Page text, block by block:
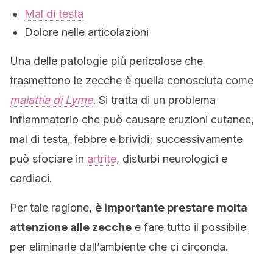
Mal di testa
Dolore nelle articolazioni
Una delle patologie più pericolose che
trasmettono le zecche è quella conosciuta come
malattia di Lyme. Si tratta di un problema
infiammatorio che può causare eruzioni cutanee,
mal di testa, febbre e brividi; successivamente
può sfociare in artrite, disturbi neurologici e
cardiaci.
Per tale ragione, è importante prestare molta
attenzione alle zecche e fare tutto il possibile
per eliminarle dall’ambiente che ci circonda.